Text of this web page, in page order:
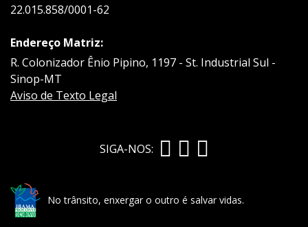
22.015.858/0001-62
Endereço Matriz:
R. Colonizador Ênio Pipino, 1197 - St. Industrial Sul -
Sinop-MT
Aviso de Texto Legal
SIGA-NOS:
No trânsito, enxergar o outro é salvar vidas.